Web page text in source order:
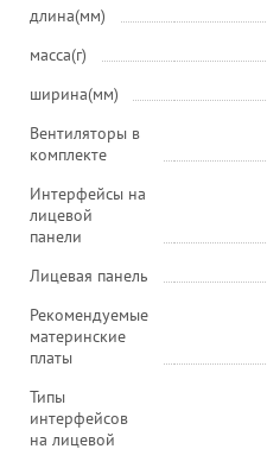
длина(мм)
масса(г)
ширина(мм)
Вентиляторы в
комплекте
Интерфейсы на
лицевой
панели
Лицевая панель
Рекомендуемые
материнские
платы
Типы
интерфейсов
на лицевой